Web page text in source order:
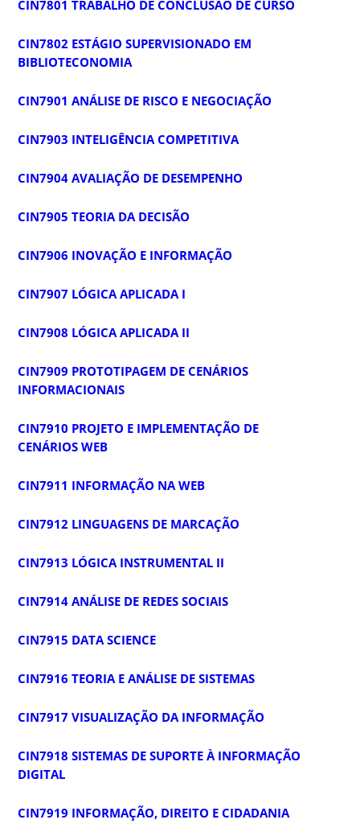
CIN7801 TRABALHO DE CONCLUSÃO DE CURSO
CIN7802 ESTÁGIO SUPERVISIONADO EM
BIBLIOTECONOMIA
CIN7901 ANÁLISE DE RISCO E NEGOCIAÇÃO
CIN7903 INTELIGÊNCIA COMPETITIVA
CIN7904 AVALIAÇÃO DE DESEMPENHO
CIN7905 TEORIA DA DECISÃO
CIN7906 INOVAÇÃO E INFORMAÇÃO
CIN7907 LÓGICA APLICADA I
CIN7908 LÓGICA APLICADA II
CIN7909 PROTOTIPAGEM DE CENÁRIOS
INFORMACIONAIS
CIN7910 PROJETO E IMPLEMENTAÇÃO DE
CENÁRIOS WEB
CIN7911 INFORMAÇÃO NA WEB
CIN7912 LINGUAGENS DE MARCAÇÃO
CIN7913 LÓGICA INSTRUMENTAL II
CIN7914 ANÁLISE DE REDES SOCIAIS
CIN7915 DATA SCIENCE
CIN7916 TEORIA E ANÁLISE DE SISTEMAS
CIN7917 VISUALIZAÇÃO DA INFORMAÇÃO
CIN7918 SISTEMAS DE SUPORTE À INFORMAÇÃO
DIGITAL
CIN7919 INFORMAÇÃO, DIREITO E CIDADANIA